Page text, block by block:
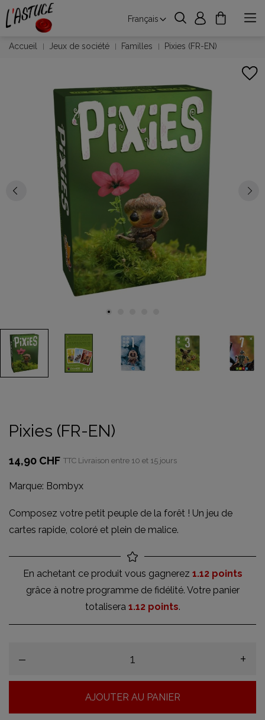
Français
Accueil Jeux de société Familles Pixies (FR-EN)
Pixies (FR-EN)
14,90 CHF TTC Livraison entre 10 et 15 jours
Marque: Bombyx
Composez votre petit peuple de la forêt ! Un jeu de
cartes rapide, coloré et plein de malice.
En achetant ce produit vous gagnerez 1.12 points
grâce à notre programme de fidélité. Votre panier
totalisera 1.12 points.
– +
AJOUTER AU PANIER